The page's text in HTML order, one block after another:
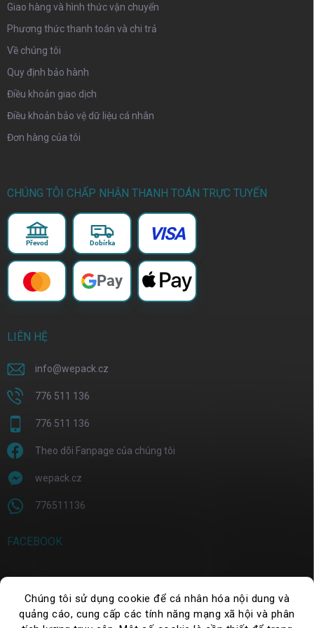
Chúng tôi sử dụng cookie để cá nhân hóa nội dung và
quảng cáo, cung cấp các tính năng mạng xã hội và phân
Giao hàng và hình thức vận chuyển
Phương thức thanh toán và chi trả
Về chúng tôi
Quy định bảo hành
Điều khoản giao dịch
Điều khoản bảo vệ dữ liệu cá nhân
Đơn hàng của tôi
CHÚNG TÔI CHẤP NHẬN THANH TOÁN TRỰC TUYẾN
Převod Dobírka VISA
Pay
LIÊN HỆ
info@wepack.cz
776 511 136
776 511 136
Theo dõi Fanpage của chúng tôi
wepack.cz
776511136
FACEBOOK
TÌM KIẾM